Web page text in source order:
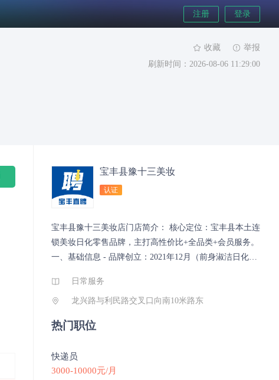
注册 登录
收藏
举报
刷新时间：2026-08-06 11:29:00
宝丰县豫十三美妆
认证
宝丰县豫十三美妆店门店简介： 核心定位：宝丰县本土连
锁美妆日化零售品牌，主打高性价比+全品类+会员服务。
一、基础信息 - 品牌创立：2021年12月（前身淑洁日化升
址：宝丰县父城街道人民中路289号（金三角商场1楼）
二、经营范围 - 美妆护肤、彩妆、洗护用品、日用百货、
服务（修眉、面部清洁等） 三、品牌理念 - 口号：名品低
变富 - 精神：敢拼、敢赢、敢创新 - 目标：成为平顶山
人“家门口的美妆生活馆” 四、门店特点 - 覆盖宝丰县城及
日常服务
龙兴路与利民路交叉口向南10米路东
热门职位
快递员
3000-10000元/月